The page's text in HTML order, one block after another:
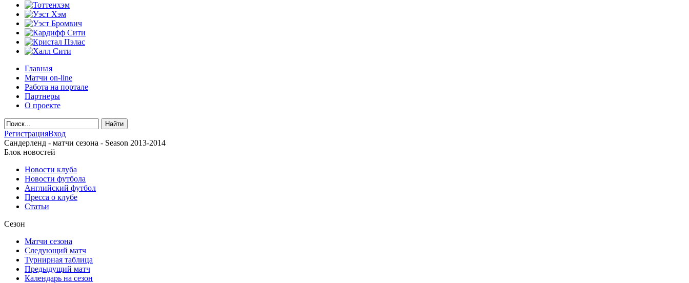
Главная
Матчи on-line
Работа на портале
Партнеры
О проекте
РегистрацияВход
Сандерленд - матчи сезона - Season 2013-2014
Блок новостей
Новости клуба
Новости футбола
Английский футбол
Пресса о клубе
Статьи
Сезон
Матчи сезона
Следующий матч
Турнирная таблица
Предыдущий матч
Календарь на сезон